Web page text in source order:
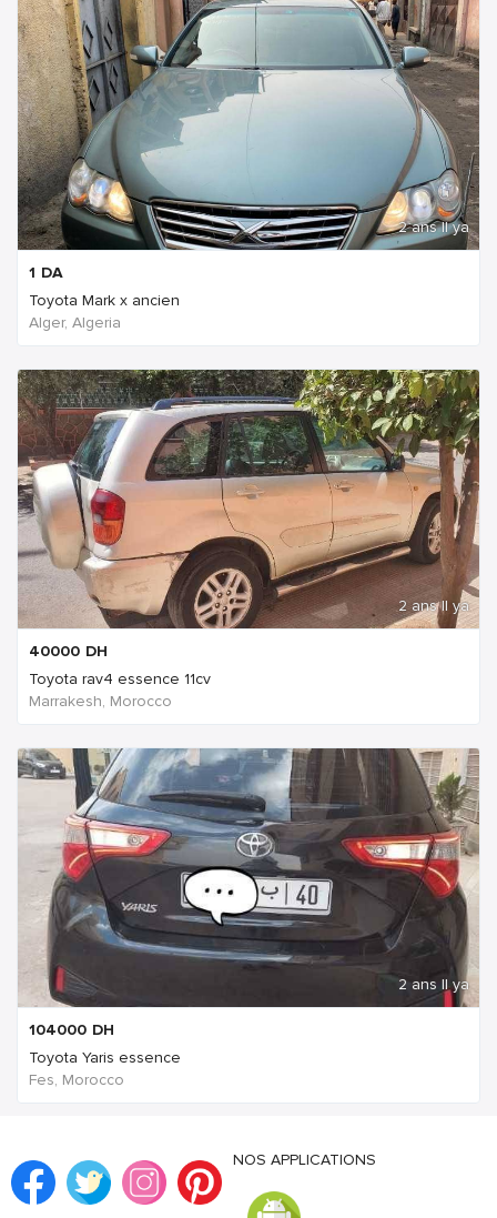
2 ans Il ya
1 DA
Toyota Mark x ancien
Alger, Algeria
2 ans Il ya
40000 DH
Toyota rav4 essence 11cv
Marrakesh, Morocco
2 ans Il ya
104000 DH
Toyota Yaris essence
Fes, Morocco
NOS APPLICATIONS